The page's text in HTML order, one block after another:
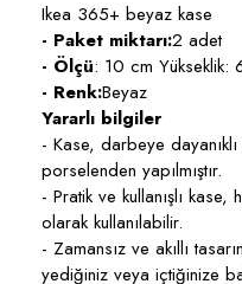
Ikea 365+ beyaz kase
- Paket miktarı:2 adet
- Ölçü: 10 cm Yükseklik:
- Renk:Beyaz
Yararlı bilgiler
- Kase, darbeye
porselenden yapılmıştır.
- Pratik ve kullanışlı
olarak kullanılabilir.
- Zamansız ve akıllı
yediğiniz veya içtiğinize